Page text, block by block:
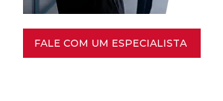
FALE COM UM ESPECIALISTA